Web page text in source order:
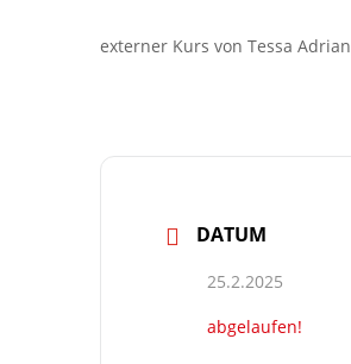
externer Kurs von Tessa Adrian
DATUM
25.2.2025
abgelaufen!